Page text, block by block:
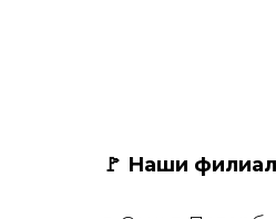
🚩 Наши